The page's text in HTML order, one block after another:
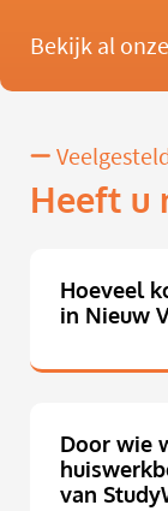
Bekijk al
Heeft u
Hoeveel
in Nieuw
Door wie
van